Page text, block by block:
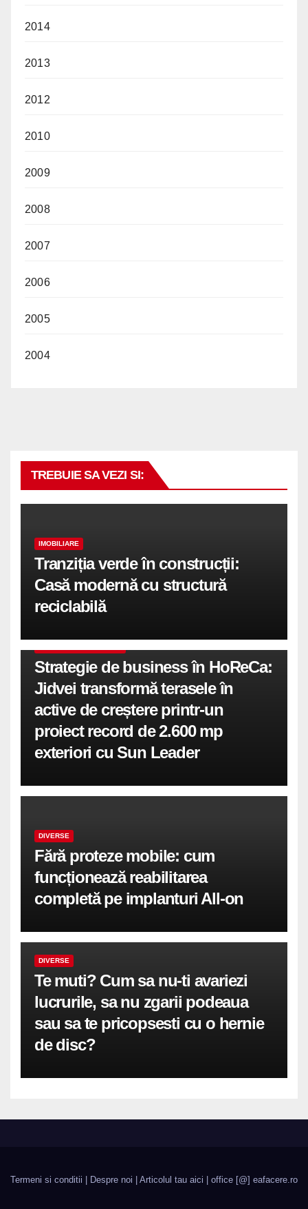
2014
2013
2012
2010
2009
2008
2007
2006
2005
2004
TREBUIE SA VEZI SI:
IMOBILIARE
Tranziția verde în construcții:
Casă modernă cu structură
reciclabilă
Strategie de business în HoReCa:
Jidvei transformă terasele în
active de creștere printr-un
proiect record de 2.600 mp
exteriori cu Sun Leader
DIVERSE
Fără proteze mobile: cum
funcționează reabilitarea
completă pe implanturi All-on
DIVERSE
Te muti? Cum sa nu-ti avariezi
lucrurile, sa nu zgarii podeaua
sau sa te pricopsesti cu o hernie
de disc?
Termeni si conditii Despre noi Articolul tau aici | office [@] eafacere.ro